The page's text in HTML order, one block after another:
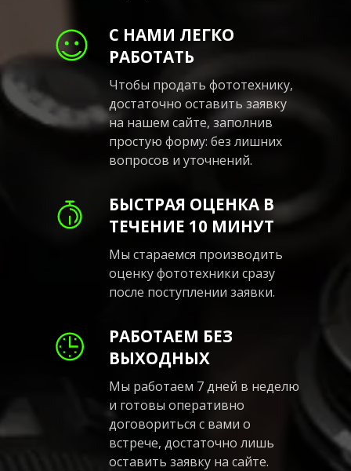
С НАМИ ЛЕГКО
РАБОТАТЬ
Чтобы продать фототехнику,
достаточно оставить заявку
на нашем сайте, заполнив
простую форму: без лишних
вопросов и уточнений.
БЫСТРАЯ ОЦЕНКА В
ТЕЧЕНИЕ 10 МИНУТ
Мы стараемся производить
оценку фототехники сразу
после поступлении заявки.
РАБОТАЕМ БЕЗ
ВЫХОДНЫХ
Мы работаем 7 дней в неделю
и готовы оперативно
договориться с вами о
встрече, достаточно лишь
оставить заявку на сайте.